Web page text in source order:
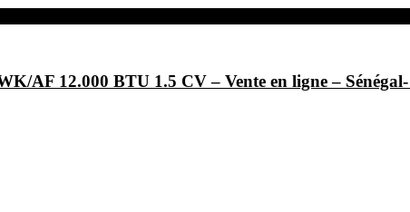
AF 12.000 BTU 1.5 CV – Vente en ligne –